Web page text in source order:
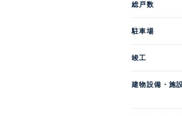
総戸数
駐車場
竣工
建物設備・施